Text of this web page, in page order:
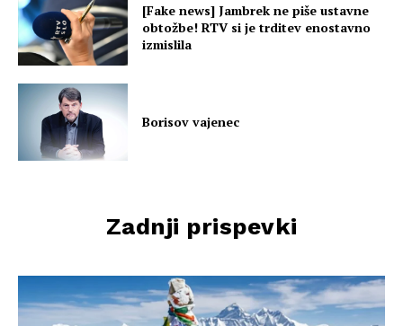
[Fake news] Jambrek ne piše ustavne
obtožbe! RTV si je trditev enostavno
izmislila
Borisov vajenec
Zadnji prispevki